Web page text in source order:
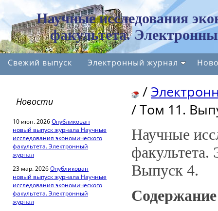
Научные исследования
факультета.
Свежий выпуск Электронный журнал
Новости
10 июн. 2026Опубликован
новый выпуск журнала Научные
исследования экономического
факультета. Электронный
журнал
23 мар. 2026Опубликован
новый выпуск журнала Научные
исследования экономического
факультета. Электронный
журнал
/
/Том 11.
Научные
Выпуск 4.